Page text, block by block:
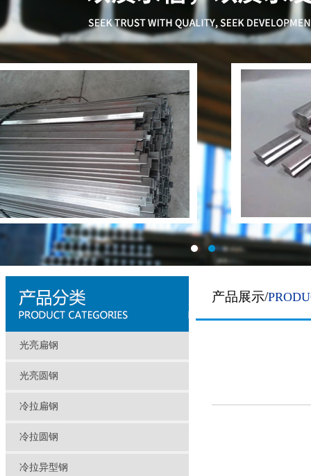
光亮扁钢
光亮圆钢
冷拉扁钢
冷拉圆钢
冷拉异型钢
产品展示/